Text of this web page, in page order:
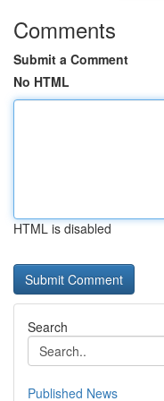
Comments
Submit a Comment
No HTML
HTML is disabled
Search
Published News